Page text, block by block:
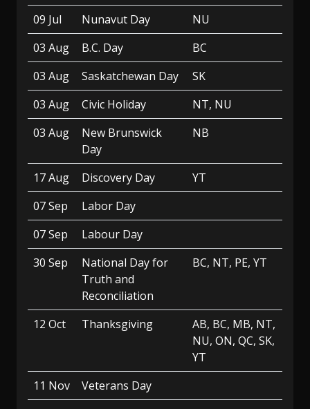
09 Jul
Nunavut Day
NU
03 Aug
B.C. Day
BC
03 Aug
Saskatchewan Day
SK
03 Aug
Civic Holiday
NT, NU
03 Aug
New Brunswick
Day
NB
17 Aug Discovery Day
YT
07 Sep
Labor Day
07 Sep
Labour Day
30 Sep
National Day for
Truth and
Reconciliation
BC, NT, PE, YT
12 Oct Thanksgiving
AB, BC, MB, NT,
NU, ON, QC, SK,
YT
11 Nov
Veterans Day